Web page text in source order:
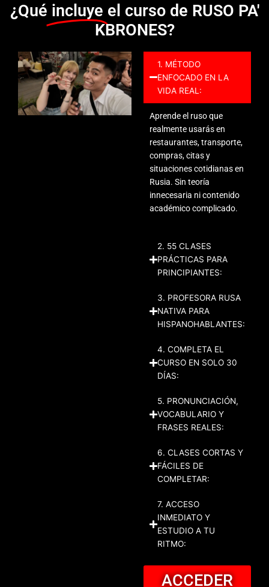
¿Qué incluye el curso de RUSO PA'
KBRONES?
1. MÉTODO
ENFOCADO EN LA
VIDA REAL:
Aprende el ruso que
realmente usarás en
restaurantes, transporte,
compras, citas y
situaciones cotidianas en
Rusia. Sin teoría
innecesaria ni contenido
académico complicado.
2. 55 CLASES
PRÁCTICAS PARA
PRINCIPIANTES:
3. PROFESORA RUSA
NATIVA PARA
HISPANOHABLANTES:
4. COMPLETA EL
CURSO EN SOLO 30
DÍAS:
5. PRONUNCIACIÓN,
VOCABULARIO Y
FRASES REALES:
6. CLASES CORTAS Y
FÁCILES DE
COMPLETAR:
7. ACCESO
INMEDIATO Y
ESTUDIO A TU
RITMO:
ACCEDER